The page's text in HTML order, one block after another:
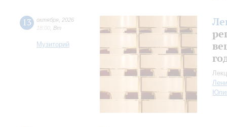
13 октября 2026
18:00 Вт
Музиторий